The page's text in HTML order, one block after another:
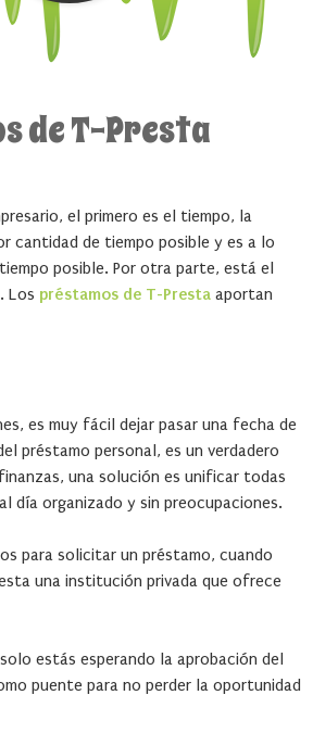
de T-Presta
el primero es el tiempo, la
cantidad de tiempo posible y es a lo
posible. Por otra parte, está el
Los préstamos de T-Presta aportan
es muy fácil dejar pasar una fecha de
préstamo personal, es un verdadero
una solución es unificar todas
día organizado y sin preocupaciones.
para solicitar un préstamo, cuando
una institución privada que ofrece
estás esperando la aprobación del
puente para no perder la oportunidad